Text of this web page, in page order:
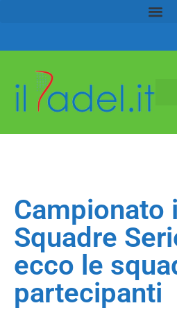
Campionato
Squadre
ecco le
partecipanti